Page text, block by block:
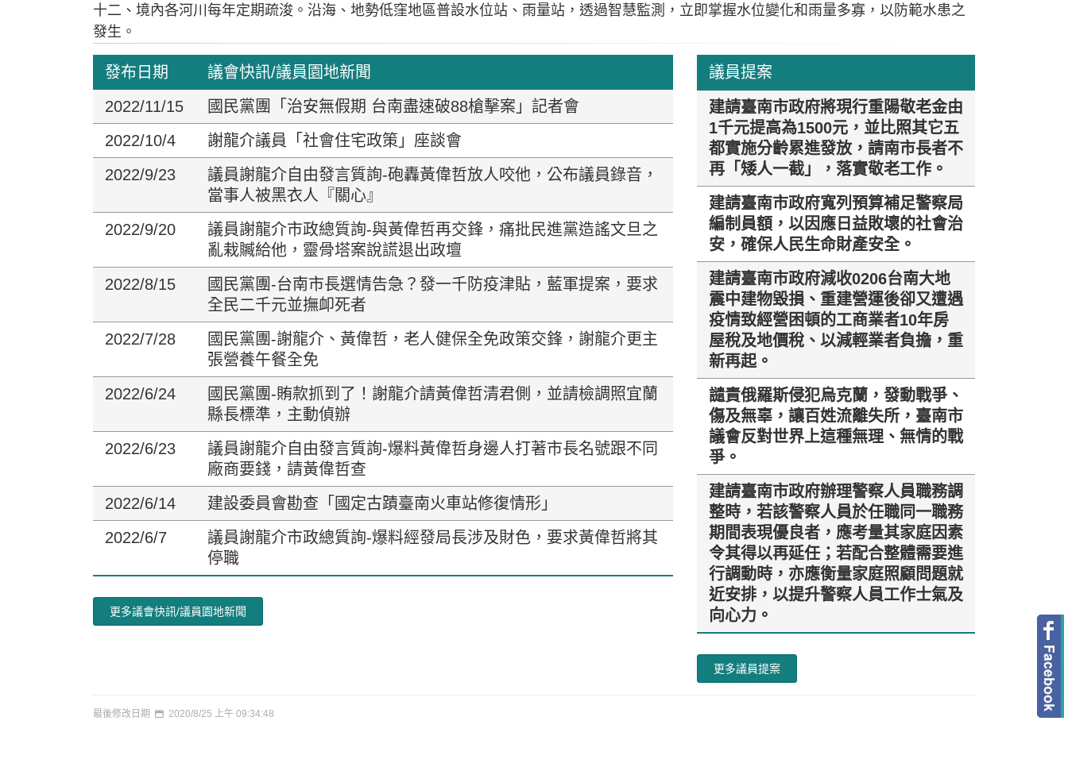
十二、境內各河川每年定期疏浚。沿海、地勢低窪地區普設水位站、雨量站，透過智慧監測，立即掌握水位變化和雨量多寡，以防範水患之
發生。
發布日期
議會快訊/議員園地新聞
2022/11/15
國民黨團「治安無假期 台南盡速破88槍擊案」記者會
2022/10/4
謝龍介議員「社會住宅政策」座談會
2022/9/23
議員謝龍介自由發言質詢-砲轟黃偉哲放人咬他，公布議員錄音，
當事人被黑衣人『關心』
2022/9/20
議員謝龍介市政總質詢-與黃偉哲再交鋒，痛批民進黨造謠文旦之
亂栽贓給他，靈骨塔案說謊退出政壇
2022/8/15
國民黨團-台南市長選情告急？發一千防疫津貼，藍軍提案，要求
全民二千元並撫卹死者
2022/7/28
國民黨團-謝龍介、黃偉哲，老人健保全免政策交鋒，謝龍介更主
張營養午餐全免
2022/6/24
國民黨團-賄款抓到了！謝龍介請黃偉哲清君側，並請檢調照宜蘭
縣長標準，主動偵辦
2022/6/23
議員謝龍介自由發言質詢-爆料黃偉哲身邊人打著市長名號跟不同
廠商要錢，請黃偉哲查
2022/6/14
建設委員會勘查「國定古蹟臺南火車站修復情形」
2022/6/7
議員謝龍介市政總質詢-爆料經發局長涉及財色，要求黃偉哲將其
停職
更多議會快訊/議員園地新聞
議員提案
建請臺南市政府將現行重陽敬老金由
1千元提高為1500元，並比照其它五
都實施分齡累進發放，請南市長者不
再「矮人一截」，落實敬老工作。
建請臺南市政府寬列預算補足警察局
編制員額，以因應日益敗壞的社會治
安，確保人民生命財產安全。
建請臺南市政府減收0206台南大地
震中建物毀損、重建營運後卻又遭遇
疫情致經營困頓的工商業者10年房
屋稅及地價稅、以減輕業者負擔，重
新再起。
譴責俄羅斯侵犯烏克蘭，發動戰爭、
傷及無辜，讓百姓流離失所，臺南市
議會反對世界上這種無理、無情的戰
爭。
建請臺南市政府辦理警察人員職務調
整時，若該警察人員於任職同一職務
期間表現優良者，應考量其家庭因素
令其得以再延任；若配合整體需要進
行調動時，亦應衡量家庭照顧問題就
近安排，以提升警察人員工作士氣及
向心力。
更多議員提案
最後修改日期 2020/8/25 上午 09:34:48